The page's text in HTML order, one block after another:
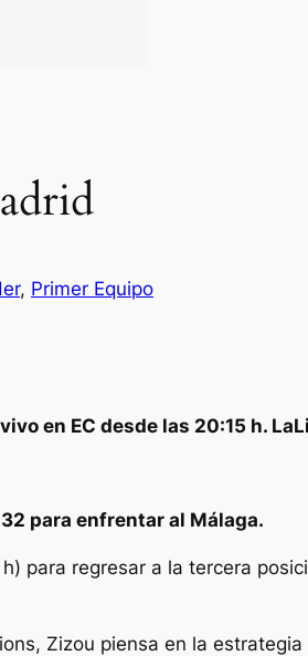
, Primer Equipo
en EC desde las 20:15 h.
para enfrentar al Málaga.
para regresar a la tercera
Zizou piensa en la